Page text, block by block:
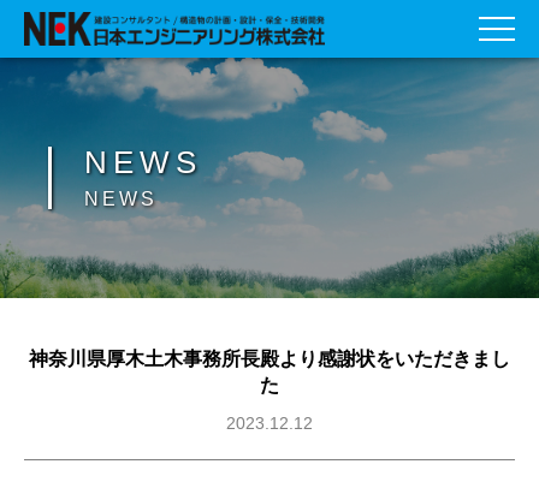
NEWS
NEWS
神奈川県厚木土木事務所長殿より感謝状をいただきまし
た
2023.12.12